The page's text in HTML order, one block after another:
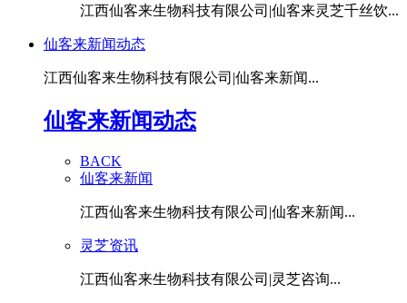
江西仙客来生物科技有限公司|仙客来灵芝千丝饮...
仙客来新闻动态
江西仙客来生物科技有限公司|仙客来新闻...
仙客来新闻动态
BACK
仙客来新闻
江西仙客来生物科技有限公司|仙客来新闻...
灵芝资讯
江西仙客来生物科技有限公司|灵芝咨询...